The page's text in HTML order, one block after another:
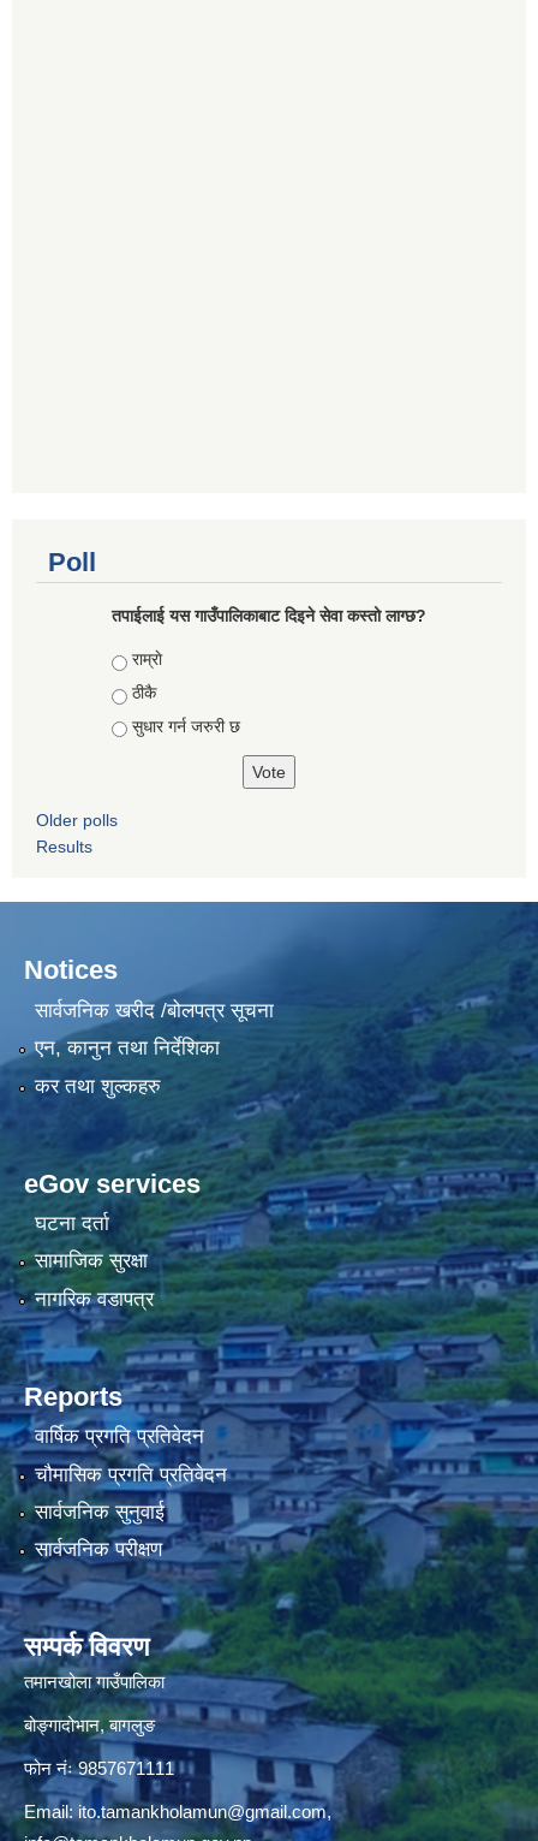
Poll
तपाईलाई यस गाउँपालिकाबाट दिइने सेवा कस्तो लाग्छ?
Choices
राम्राे
ठीकै
सुधार गर्न जरुरी छ
Older polls
Results
Notices
सार्वजनिक खरीद /बोलपत्र सूचना
एन, कानुन तथा निर्देशिका
कर तथा शुल्कहरु
eGov services
घटना दर्ता
सामाजिक सुरक्षा
नागरिक वडापत्र
Reports
वार्षिक प्रगति प्रतिवेदन
चौमासिक प्रगति प्रतिवेदन
सार्वजनिक सुनुवाई
सार्वजनिक परीक्षण
सम्पर्क विवरण
तमानखोला गाउँपालिका
बोङ्गादोभान, बागलुङ
फोन नंः 9857671111
Email: ito.tamankholamun@gmail.com,